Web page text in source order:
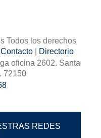
Todos los derechos
Contacto
Directorio
oficina 2602. Santa
72150
REDES